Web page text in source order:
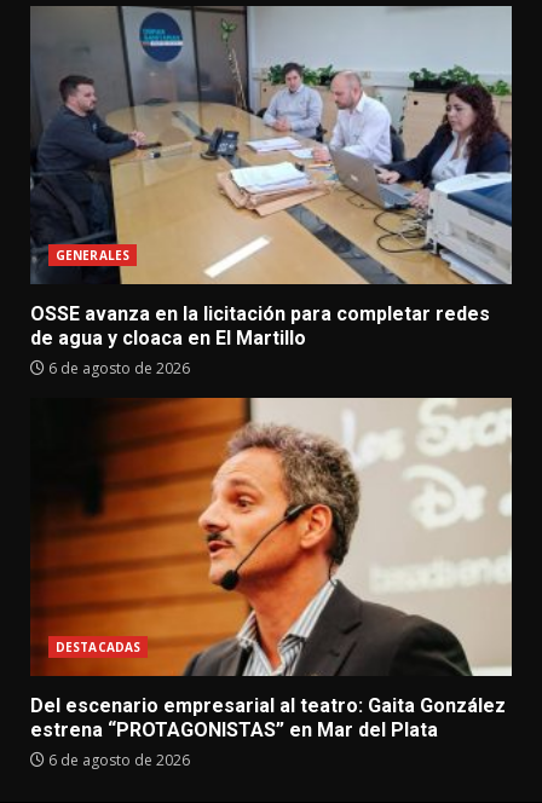
GENERALES
OSSE avanza en la licitación para completar redes
de agua y cloaca en El Martillo
6 de agosto de 2026
DESTACADAS
Del escenario empresarial al teatro: Gaita González
estrena “PROTAGONISTAS” en Mar del Plata
6 de agosto de 2026